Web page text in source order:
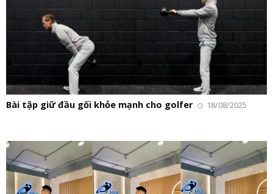
Bài tập giữ đầu gối khỏe mạnh cho golfer 18/08/2025